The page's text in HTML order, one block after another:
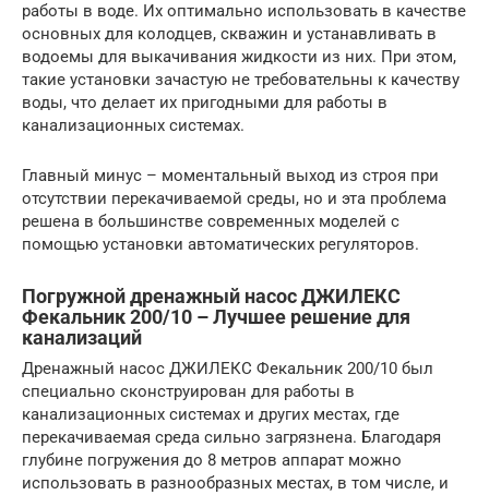
работы в воде. Их оптимально использовать в качестве
основных для колодцев, скважин и устанавливать в
водоемы для выкачивания жидкости из них. При этом,
такие установки зачастую не требовательны к качеству
воды, что делает их пригодными для работы в
канализационных системах.
Главный минус – моментальный выход из строя при
отсутствии перекачиваемой среды, но и эта проблема
решена в большинстве современных моделей с
помощью установки автоматических регуляторов.
Погружной дренажный насос ДЖИЛЕКС
Фекальник 200/10 – Лучшее решение для
канализаций
Дренажный насос ДЖИЛЕКС Фекальник 200/10 был
специально сконструирован для работы в
канализационных системах и других местах, где
перекачиваемая среда сильно загрязнена. Благодаря
глубине погружения до 8 метров аппарат можно
использовать в разнообразных местах, в том числе, и